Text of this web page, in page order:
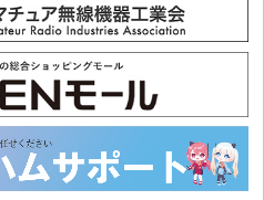
トサイクル23のピーク 2000年
コンベンションを開催 2000